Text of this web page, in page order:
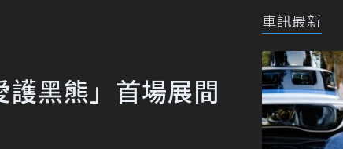
黑熊」首場展間
車訊最新